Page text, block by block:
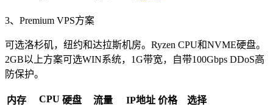
3、Premium VPS方案
可选洛杉矶，纽约和达拉斯机房。Ryzen CPU和NVME硬盘。
2GB以上方案可选WIN系统，1G带宽，自带100Gbps DDoS高
防保护。
内存 CPU 硬盘 流量 IP地址 价格
选择